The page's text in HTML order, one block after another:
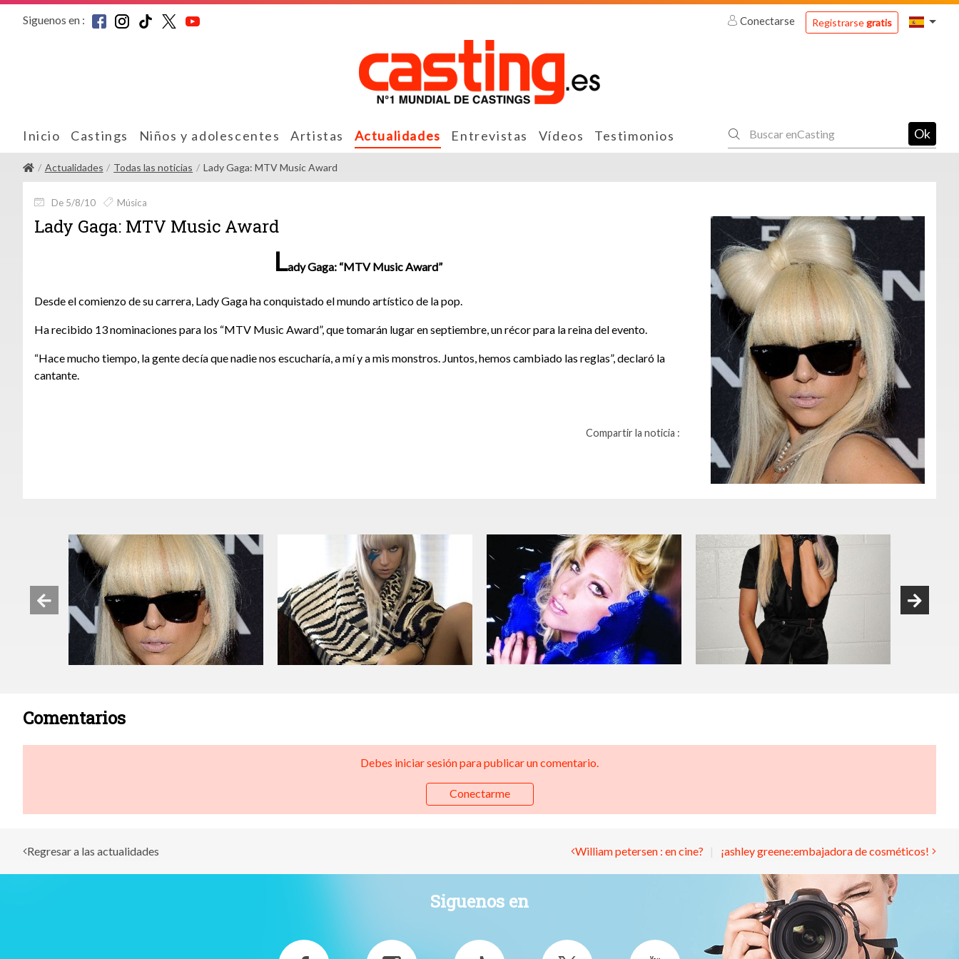
Siguenos en : Conectarse Registrarsegratis
Inicio Castings Niños y adolescentes Artistas Actualidades Entrevistas Vídeos Testimonios Ok
Actualidades Todas las noticias Lady Gaga: MTV Music Award
De 5/8/10 Música
Lady Gaga: MTV Music Award
Lady Gaga: “MTV Music Award”
Desde el comienzo de su carrera, Lady Gaga ha conquistado el mundo artístico de la pop.
Ha recibido 13 nominaciones para los “MTV Music Award”, que tomarán lugar en septiembre, un récor para la reina del evento.
“Hace mucho tiempo, la gente decía que nadie nos escucharía, a mí y a mis monstros. Juntos, hemos cambiado las reglas”, declaró la
cantante.
Compartir la noticia :
Comentarios
Debes iniciar sesión para publicar un comentario.
Conectarme
Regresar a las actualidades William petersen : en cine? ¡ashley greene:embajadora de cosméticos!
Siguenos en